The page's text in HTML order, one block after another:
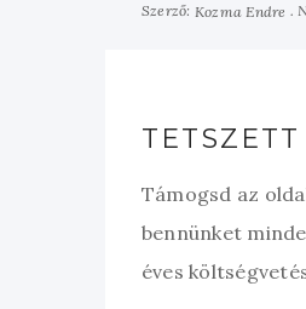
Szerző: Kozma Endre
Támogsd az
bennünket
éves